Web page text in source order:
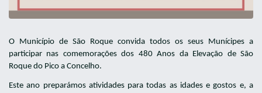
O Município de São Roque convida todos os seus Munícipes a
participar nas comemorações dos 480 Anos da Elevação de São
Roque do Pico a Concelho.
Este ano preparámos atividades para todas as idades e gostos e, a